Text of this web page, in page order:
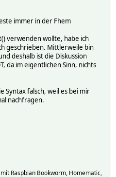
immer in der Fhem
verwenden wollte, habe ich
geschrieben. Mittlerweile bin
deshalb ist die Diskussion
da im eigentlichen Sinn, nichts
Syntax falsch, weil es bei mir
nachfragen.
Raspbian Bookworm, Homematic,